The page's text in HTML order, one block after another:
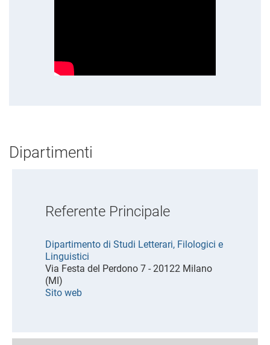
Dipartimenti
Referente Principale
Dipartimento di Studi Letterari, Filologici e
Linguistici
Via Festa del Perdono 7 - 20122 Milano
(MI)
Sito web